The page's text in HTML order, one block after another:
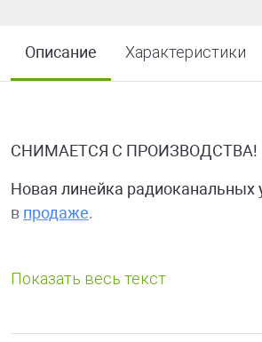
Описание Характеристики
СНИМАЕТСЯ С ПРОИЗВОДСТВА!
Новая линейка радиоканальных
в продаже.
Модули радиоканальные КРК-4-БС-R3
постоянный двусторонний обмен